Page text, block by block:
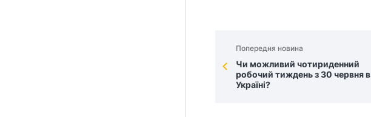
Попередня новина
Чи можливий чотириденний
робочий тиждень з 30 червня в
Україні?